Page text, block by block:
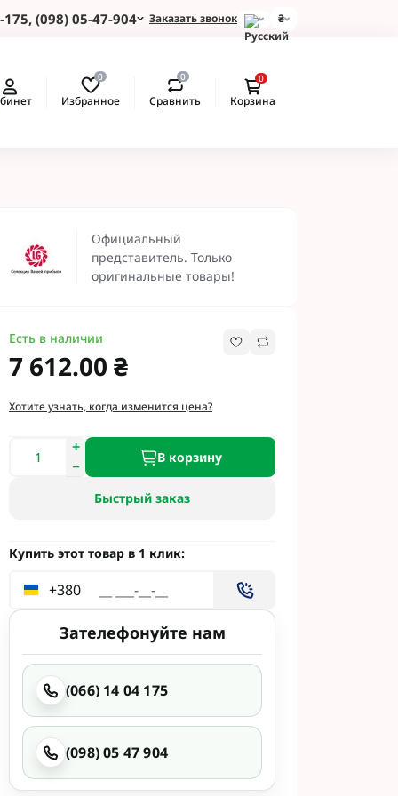
(098) 05-47-904 Заказать звонок ₴
0
Избранное
0
Сравнить
0
Корзина
Сингента Под
Раундап
для Пшеницы
для Подсолнуха
Картофеля
Пест ЮА
Официальный
представитель. Только
оригинальные товары!
Есть в наличии
7 612.00 ₴
Хотите узнать, когда изменится цена?
В корзину
Быстрый заказ
Купить этот товар в 1 клик:
+380
Зателефонуйте нам
(066) 14 04 175
(098) 05 47 904